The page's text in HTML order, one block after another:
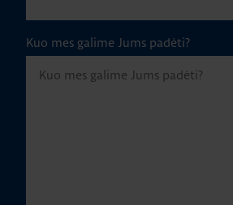
Kuo mes galime Jums padėti?